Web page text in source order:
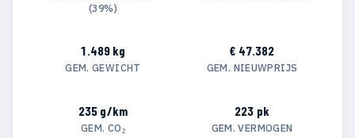
(39%)
1.489 kg
GEM. GEWICHT
€ 47.382
GEM. NIEUWPRIJS
235 g/km
GEM. CO₂
223 pk
GEM. VERMOGEN